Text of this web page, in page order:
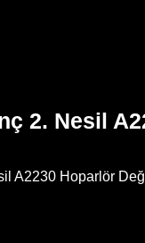
2. Nesil
A2230 Hoparlör